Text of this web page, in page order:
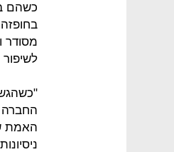
כשהם
מסודר
החברה
האמת